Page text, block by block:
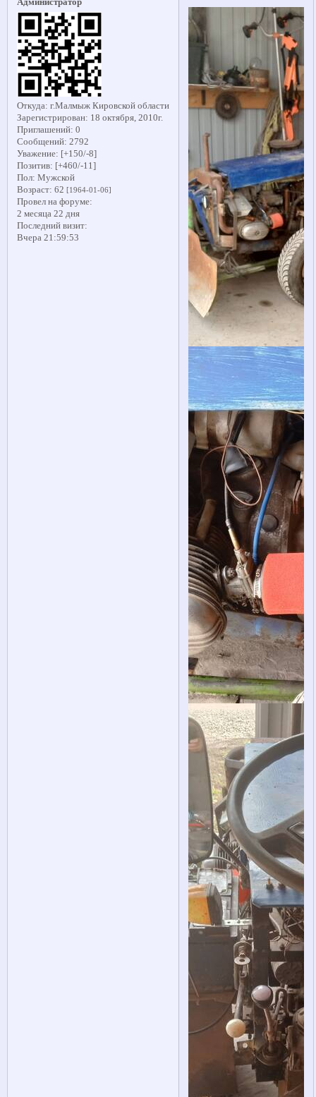
Администратор
Откуда: г.Малмыж Кировской области
Зарегистрирован: 18 октября, 2010г.
Приглашений: 0
Сообщений: 2792
Уважение: [+150/-8]
Позитив: [+460/-11]
Пол: Мужской
Возраст: 62 [1964-01-06]
Провел на форуме:
2 месяца 22 дня
Последний визит:
Вчера 21:59:53